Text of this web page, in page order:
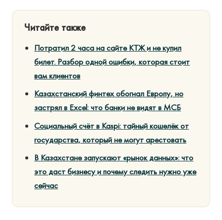
Читайте также
Потратил 2 часа на сайте КТЖ и не купил
билет. Разбор одной ошибки, которая стоит
вам клиентов
Казахстанский финтех обогнал Европу, но
застрял в Excel: что банки не видят в МСБ
Социальный счёт в Kaspi: тайный кошелёк от
государства, который не могут арестовать
В Казахстане запускают «рынок данных»: что
это даст бизнесу и почему следить нужно уже
сейчас